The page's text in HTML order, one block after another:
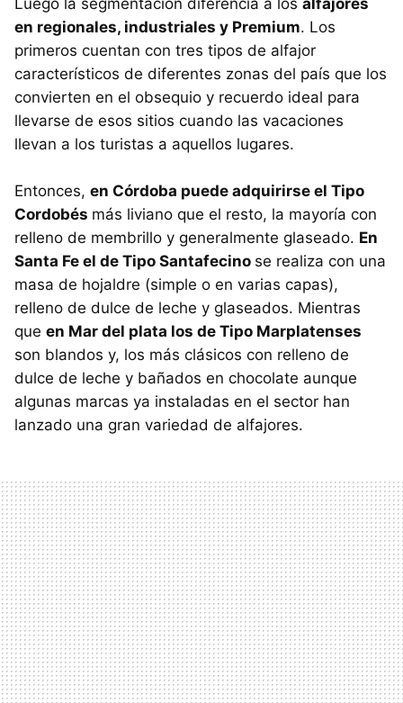
Luego la segmentación diferencia a los alfajores
en regionales, industriales y Premium. Los
primeros cuentan con tres tipos de alfajor
característicos de diferentes zonas del país que los
convierten en el obsequio y recuerdo ideal para
llevarse de esos sitios cuando las vacaciones
llevan a los turistas a aquellos lugares.
Entonces, en Córdoba puede adquirirse el Tipo
Cordobés más liviano que el resto, la mayoría con
relleno de membrillo y generalmente glaseado. En
Santa Fe el de Tipo Santafecino se realiza con una
masa de hojaldre (simple o en varias capas),
relleno de dulce de leche y glaseados. Mientras
que en Mar del plata los de Tipo Marplatenses
son blandos y, los más clásicos con relleno de
dulce de leche y bañados en chocolate aunque
algunas marcas ya instaladas en el sector han
lanzado una gran variedad de alfajores.